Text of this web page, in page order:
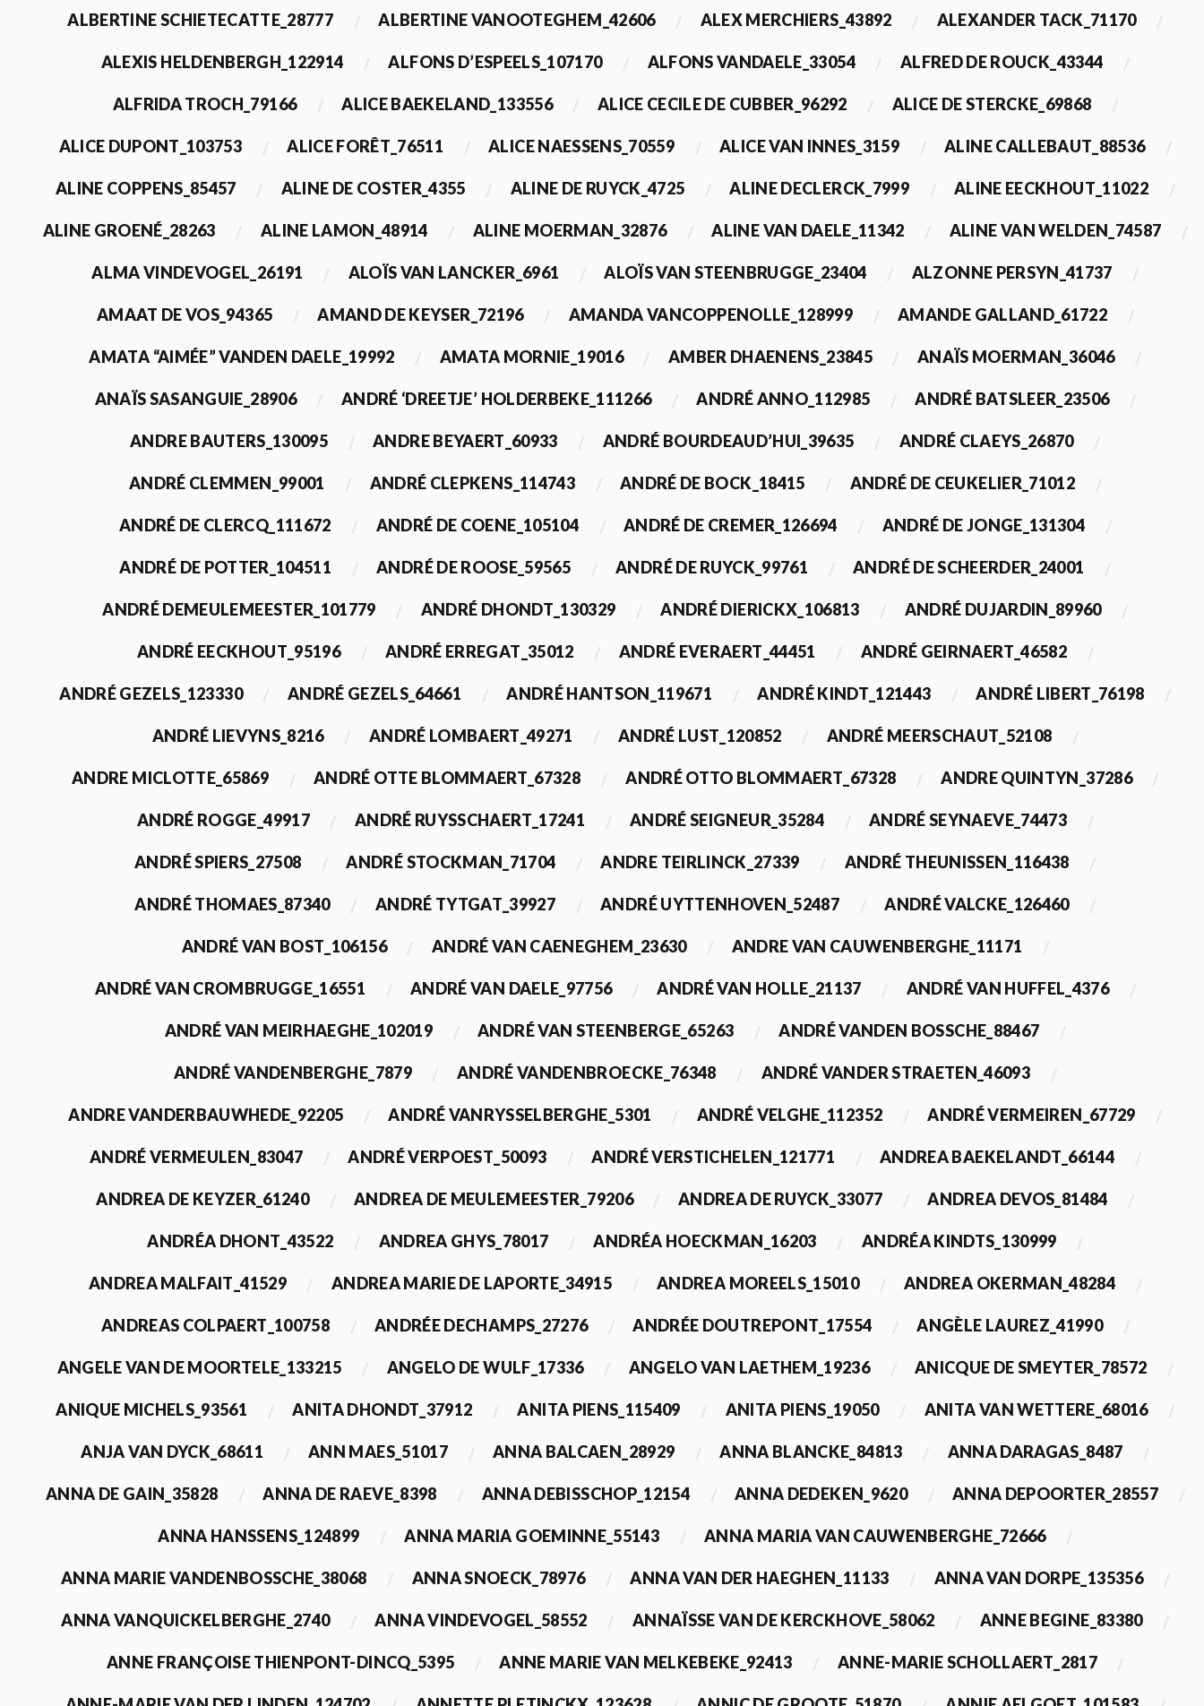
ALBERTINE SCHIETECATTE_28777 ALBERTINE VANOOTEGHEM_42606 ALEX MERCHIERS_43892 ALEXANDER TACK_71170
ALEXIS HELDENBERGH_122914 ALFONS D’ESPEELS_107170 ALFONS VANDAELE_33054 ALFRED DE ROUCK_43344
ALFRIDA TROCH_79166 ALICE BAEKELAND_133556 ALICE CECILE DE CUBBER_96292 ALICE DE STERCKE_69868
ALICE DUPONT_103753 ALICE FORÊT_76511 ALICE NAESSENS_70559 ALICE VAN INNES_3159 ALINE CALLEBAUT_88536
ALINE COPPENS_85457 ALINE DE COSTER_4355 ALINE DE RUYCK_4725 ALINE DECLERCK_7999 ALINE EECKHOUT_11022
ALINE GROENÉ_28263 ALINE LAMON_48914 ALINE MOERMAN_32876 ALINE VAN DAELE_11342 ALINE VAN WELDEN_74587
ALMA VINDEVOGEL_26191 ALOÏS VAN LANCKER_6961 ALOÏS VAN STEENBRUGGE_23404 ALZONNE PERSYN_41737
AMAAT DE VOS_94365 AMAND DE KEYSER_72196 AMANDA VANCOPPENOLLE_128999 AMANDE GALLAND_61722
AMATA “AIMÉE” VANDEN DAELE_19992 AMATA MORNIE_19016 AMBER DHAENENS_23845 ANAÏS MOERMAN_36046
ANAÏS SASANGUIE_28906 ANDRÉ ‘DREETJE’ HOLDERBEKE_111266 ANDRÉ ANNO_112985 ANDRÉ BATSLEER_23506
ANDRE BAUTERS_130095 ANDRE BEYAERT_60933 ANDRÉ BOURDEAUD’HUI_39635 ANDRÉ CLAEYS_26870
ANDRÉ CLEMMEN_99001 ANDRÉ CLEPKENS_114743 ANDRÉ DE BOCK_18415 ANDRÉ DE CEUKELIER_71012
ANDRÉ DE CLERCQ_111672 ANDRÉ DE COENE_105104 ANDRÉ DE CREMER_126694 ANDRÉ DE JONGE_131304
ANDRÉ DE POTTER_104511 ANDRÉ DE ROOSE_59565 ANDRÉ DE RUYCK_99761 ANDRÉ DE SCHEERDER_24001
ANDRÉ DEMEULEMEESTER_101779 ANDRÉ DHONDT_130329 ANDRÉ DIERICKX_106813 ANDRÉ DUJARDIN_89960
ANDRÉ EECKHOUT_95196 ANDRÉ ERREGAT_35012 ANDRÉ EVERAERT_44451 ANDRÉ GEIRNAERT_46582
ANDRÉ GEZELS_123330 ANDRÉ GEZELS_64661 ANDRÉ HANTSON_119671 ANDRÉ KINDT_121443 ANDRÉ LIBERT_76198
ANDRÉ LIEVYNS_8216 ANDRÉ LOMBAERT_49271 ANDRÉ LUST_120852 ANDRÉ MEERSCHAUT_52108
ANDRE MICLOTTE_65869 ANDRÉ OTTE BLOMMAERT_67328 ANDRÉ OTTO BLOMMAERT_67328 ANDRE QUINTYN_37286
ANDRÉ ROGGE_49917 ANDRÉ RUYSSCHAERT_17241 ANDRÉ SEIGNEUR_35284 ANDRÉ SEYNAEVE_74473
ANDRÉ SPIERS_27508 ANDRÉ STOCKMAN_71704 ANDRE TEIRLINCK_27339 ANDRÉ THEUNISSEN_116438
ANDRÉ THOMAES_87340 ANDRÉ TYTGAT_39927 ANDRÉ UYTTENHOVEN_52487 ANDRÉ VALCKE_126460
ANDRÉ VAN BOST_106156 ANDRÉ VAN CAENEGHEM_23630 ANDRE VAN CAUWENBERGHE_11171
ANDRÉ VAN CROMBRUGGE_16551 ANDRÉ VAN DAELE_97756 ANDRÉ VAN HOLLE_21137 ANDRÉ VAN HUFFEL_4376
ANDRÉ VAN MEIRHAEGHE_102019 ANDRÉ VAN STEENBERGE_65263 ANDRÉ VANDEN BOSSCHE_88467
ANDRÉ VANDENBERGHE_7879 ANDRÉ VANDENBROECKE_76348 ANDRÉ VANDER STRAETEN_46093
ANDRE VANDERBAUWHEDE_92205 ANDRÉ VANRYSSELBERGHE_5301 ANDRÉ VELGHE_112352 ANDRÉ VERMEIREN_67729
ANDRÉ VERMEULEN_83047 ANDRÉ VERPOEST_50093 ANDRÉ VERSTICHELEN_121771 ANDREA BAEKELANDT_66144
ANDREA DE KEYZER_61240 ANDREA DE MEULEMEESTER_79206 ANDREA DE RUYCK_33077 ANDREA DEVOS_81484
ANDRÉA DHONT_43522 ANDREA GHYS_78017 ANDRÉA HOECKMAN_16203 ANDRÉA KINDTS_130999
ANDREA MALFAIT_41529 ANDREA MARIE DE LAPORTE_34915 ANDREA MOREELS_15010 ANDREA OKERMAN_48284
ANDREAS COLPAERT_100758 ANDRÉE DECHAMPS_27276 ANDRÉE DOUTREPONT_17554 ANGÈLE LAUREZ_41990
ANGELE VAN DE MOORTELE_133215 ANGELO DE WULF_17336 ANGELO VAN LAETHEM_19236 ANICQUE DE SMEYTER_78572
ANIQUE MICHELS_93561 ANITA DHONDT_37912 ANITA PIENS_115409 ANITA PIENS_19050 ANITA VAN WETTERE_68016
ANJA VAN DYCK_68611 ANN MAES_51017 ANNA BALCAEN_28929 ANNA BLANCKE_84813 ANNA DARAGAS_8487
ANNA DE GAIN_35828 ANNA DE RAEVE_8398 ANNA DEBISSCHOP_12154 ANNA DEDEKEN_9620 ANNA DEPOORTER_28557
ANNA HANSSENS_124899 ANNA MARIA GOEMINNE_55143 ANNA MARIA VAN CAUWENBERGHE_72666
ANNA MARIE VANDENBOSSCHE_38068 ANNA SNOECK_78976 ANNA VAN DER HAEGHEN_11133 ANNA VAN DORPE_135356
ANNA VANQUICKELBERGHE_2740 ANNA VINDEVOGEL_58552 ANNAÏSSE VAN DE KERCKHOVE_58062 ANNE BEGINE_83380
ANNE FRANÇOISE THIENPONT-DINCQ_5395 ANNE MARIE VAN MELKEBEKE_92413 ANNE-MARIE SCHOLLAERT_2817